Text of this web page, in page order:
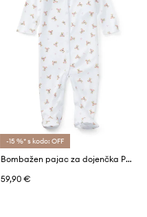
-15 %* s kodo: OFF
Bombažen pajac za dojenčka Polo Ralph Lauren
59,90 €